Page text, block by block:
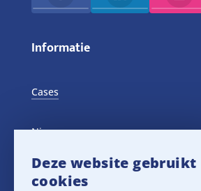
Informatie
Cases
Nieuws
Training Events
Deze website gebruikt
cookies